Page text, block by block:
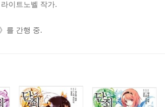
이트노벨 작가.
를 간행 중.